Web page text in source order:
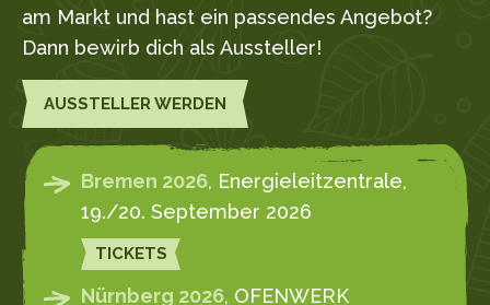
am Markt und hast ein passendes Angebot?
Dann bewirb dich als Aussteller!
AUSSTELLER WERDEN
Bremen 2026, Energieleitzentrale,
19./20. September 2026
TICKETS
Nürnberg 2026, OFENWERK